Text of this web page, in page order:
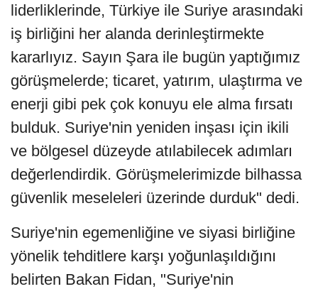
liderliklerinde, Türkiye ile Suriye arasındaki
iş birliğini her alanda derinleştirmekte
kararlıyız. Sayın Şara ile bugün yaptığımız
görüşmelerde; ticaret, yatırım, ulaştırma ve
enerji gibi pek çok konuyu ele alma fırsatı
bulduk. Suriye'nin yeniden inşası için ikili
ve bölgesel düzeyde atılabilecek adımları
değerlendirdik. Görüşmelerimizde bilhassa
güvenlik meseleleri üzerinde durduk" dedi.
Suriye'nin egemenliğine ve siyasi birliğine
yönelik tehditlere karşı yoğunlaşıldığını
belirten Bakan Fidan, "Suriye'nin